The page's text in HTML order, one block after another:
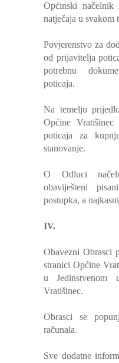
Općinski načelnik
natječaja u svakom
Povjerenstvo za
od prijavitelja
potrebnu
poticaja.
Na temelju
Općine
poticaja za
stanovanje.
O Odluci
obaviješteni
postupka, a
IV.
Obavezni Obrasci
stranici Općine
u Jedinstvenom
Vratišinec.
Obrasci se
računala.
Sve dodatne